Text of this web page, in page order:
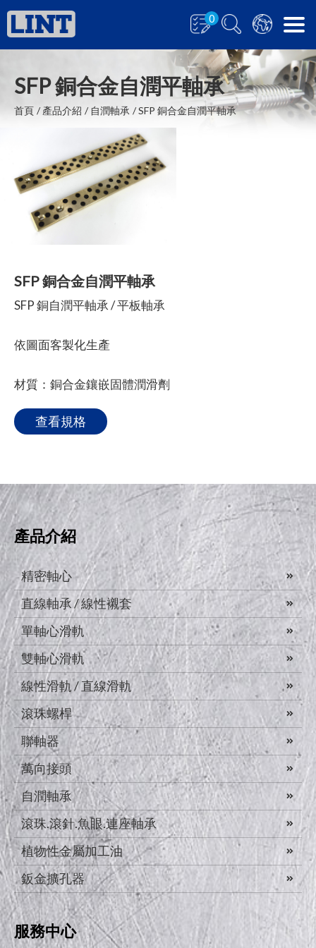
0
SFP 銅合金自潤平軸承
首頁 產品介紹 自潤軸承 SFP 銅合金自潤平軸承
SFP 銅合金自潤平軸承
SFP 銅自潤平軸承 / 平板軸承
依圖面客製化生產
材質：銅合金鑲嵌固體潤滑劑
查看規格
產品介紹
精密軸心
直線軸承 / 線性襯套
單軸心滑軌
雙軸心滑軌
線性滑軌 / 直線滑軌
滾珠螺桿
聯軸器
萬向接頭
自潤軸承
滾珠.滾針.魚眼.連座軸承
植物性金屬加工油
鈑金擴孔器
服務中心